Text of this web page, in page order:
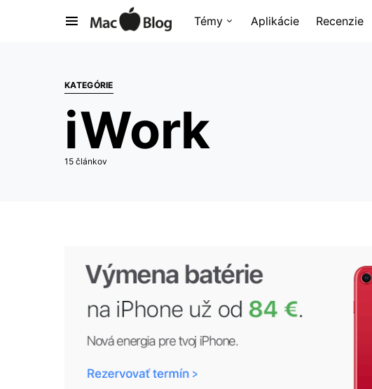
Témy Aplikácie Recenzie
KATEGÓRIE
iWork
15 článkov